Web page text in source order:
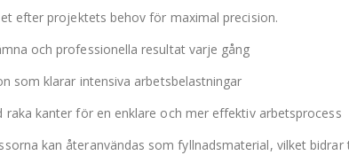
efter projektets behov för maximal precision.
och professionella resultat varje gång
som klarar intensiva arbetsbelastningar
raka kanter för en enklare och mer effektiv arbetsprocess
kan återanvändas som fyllnadsmaterial, vilket